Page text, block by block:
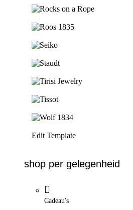
Edit Template
shop per gelegenheid
Cadeau's